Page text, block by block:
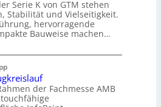
Serie K von GTM stehen
Stabilität und Vielseitigkeit.
hervorragende
Bauweise machen…
der Fachmesse AMB